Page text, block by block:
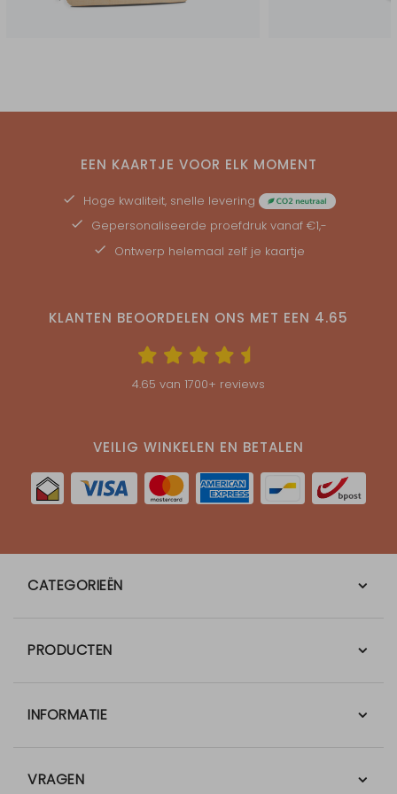
EEN KAARTJE VOOR ELK MOMENT
Hoge kwaliteit, snelle levering
Gepersonaliseerde proefdruk vanaf €1,-
Ontwerp helemaal zelf je kaartje
KLANTEN BEOORDELEN ONS MET EEN 4.65
4.65 van 1700+ reviews
VEILIG WINKELEN EN BETALEN
CATEGORIEËN
PRODUCTEN
INFORMATIE
VRAGEN